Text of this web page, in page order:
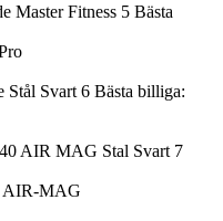
5 Bästa
6 Bästa billiga:
7
AIR-MAG